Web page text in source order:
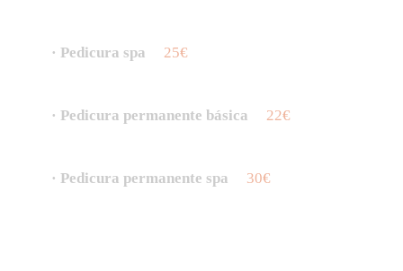
· Pedicura spa 25€
· Pedicura permanente básica 22€
· Pedicura permanente spa 30€